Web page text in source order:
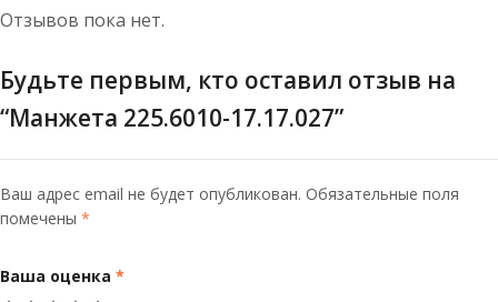
Отзывов пока нет.
Будьте первым, кто оставил отзыв на
“Манжета 225.6010-17.17.027”
Ваш адрес email не будет опубликован. Обязательные поля
помечены *
Ваша оценка *